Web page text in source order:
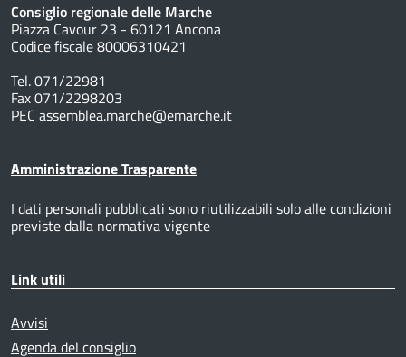
Consiglio regionale delle Marche
Piazza Cavour 23 - 60121 Ancona
Codice fiscale 80006310421
Tel. 071/22981
Fax 071/2298203
PEC assemblea.marche@emarche.it
Amministrazione Trasparente
I dati personali pubblicati sono riutilizzabili solo alle condizioni
previste dalla normativa vigente
Link utili
Avvisi
Agenda del consiglio